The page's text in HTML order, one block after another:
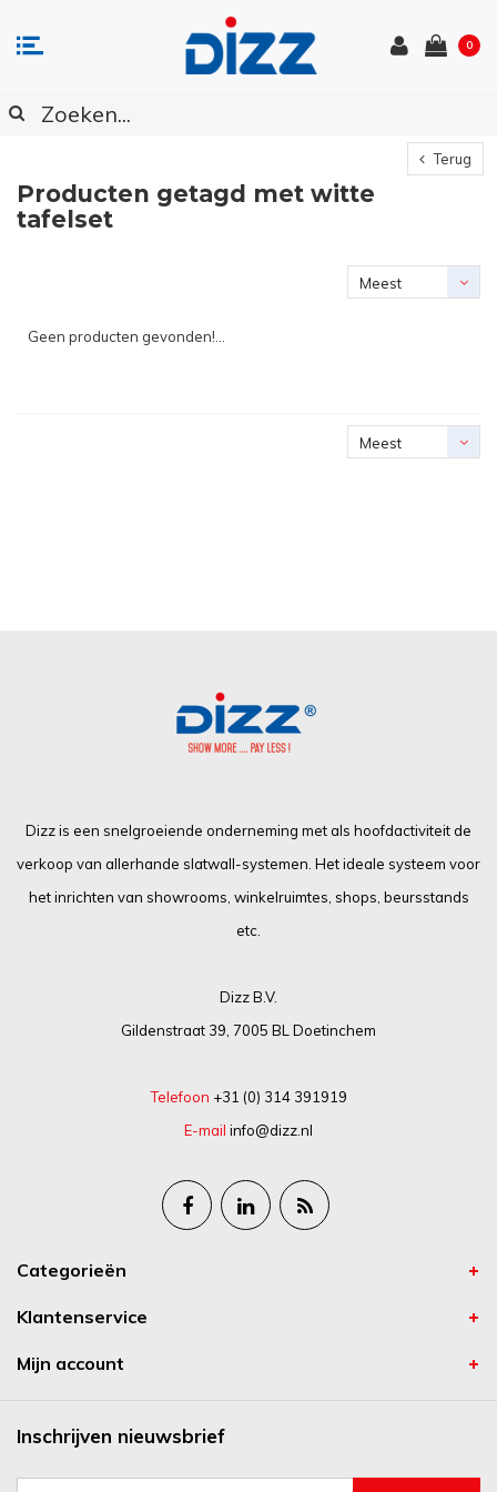
0
Terug
Producten getagd met witte
tafelset
Meest
Geen producten gevonden!...
Meest
Dizz is een snelgroeiende onderneming met als hoofdactiviteit de
verkoop van allerhande slatwall-systemen. Het ideale systeem voor
het inrichten van showrooms, winkelruimtes, shops, beursstands
etc.
Dizz B.V.
Gildenstraat 39, 7005 BL Doetinchem
Telefoon +31 (0) 314 391919
E-mail info@dizz.nl
Categorieën
Klantenservice
Mijn account
Inschrijven nieuwsbrief